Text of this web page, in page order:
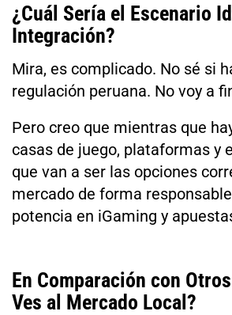
¿Cuál Sería el Escenario
Integración?
Mira, es complicado. No sé si
regulación peruana. No voy a
Pero creo que mientras que
casas de juego, plataformas y
que van a ser las opciones
mercado de forma
potencia en iGaming y
En Comparación con
Ves al Mercado Local?